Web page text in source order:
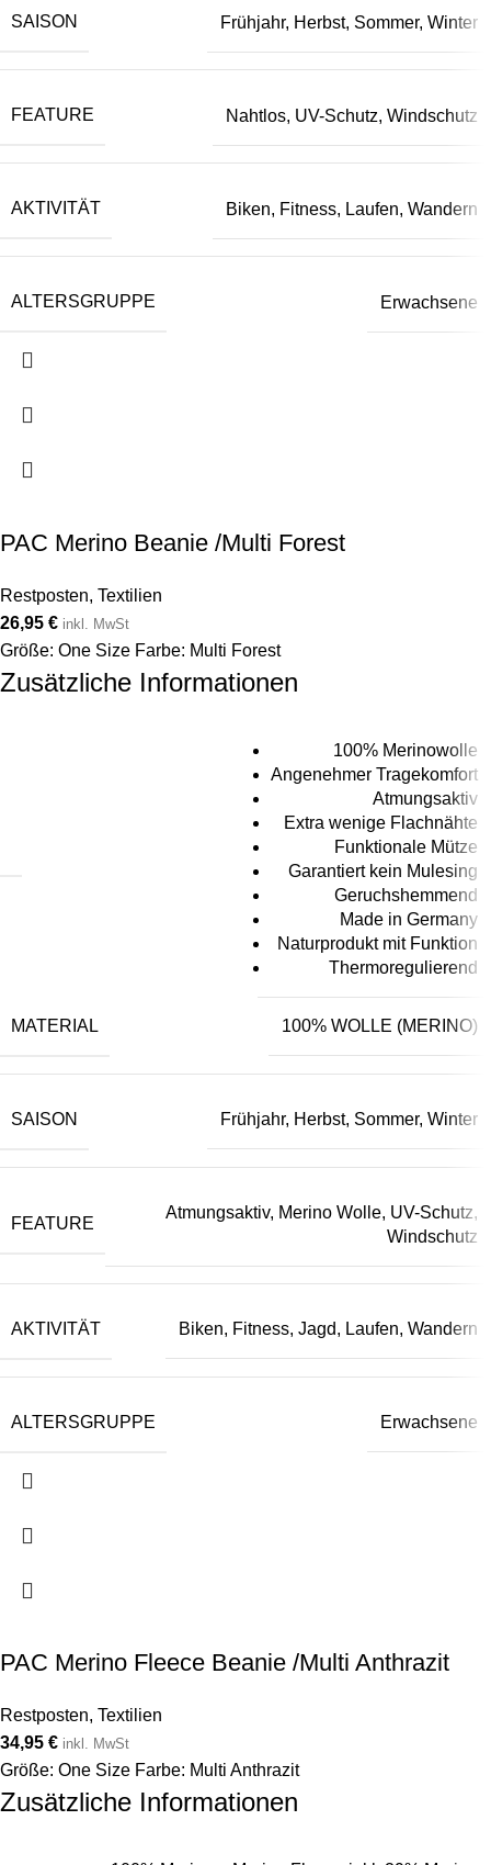
SAISON Frühjahr, Herbst, Sommer, Winter
FEATURE Nahtlos, UV-Schutz, Windschutz
AKTIVITÄT Biken, Fitness, Laufen, Wandern
ALTERSGRUPPE Erwachsene
PAC Merino Beanie /Multi Forest
Restposten, Textilien
26,95 € inkl. MwSt
Größe: One Size Farbe: Multi Forest
Zusätzliche Informationen
100% Merinowolle
Angenehmer Tragekomfort
Atmungsaktiv
Extra wenige Flachnähte
Funktionale Mütze
Garantiert kein Mulesing
Geruchshemmend
Made in Germany
Naturprodukt mit Funktion
Thermoregulierend
MATERIAL 100% WOLLE (MERINO)
SAISON Frühjahr, Herbst, Sommer, Winter
FEATURE
Atmungsaktiv, Merino Wolle, UV-Schutz,
Windschutz
AKTIVITÄT Biken, Fitness, Jagd, Laufen, Wandern
ALTERSGRUPPE Erwachsene
PAC Merino Fleece Beanie /Multi Anthrazit
Restposten, Textilien
34,95 € inkl. MwSt
Größe: One Size Farbe: Multi Anthrazit
Zusätzliche Informationen